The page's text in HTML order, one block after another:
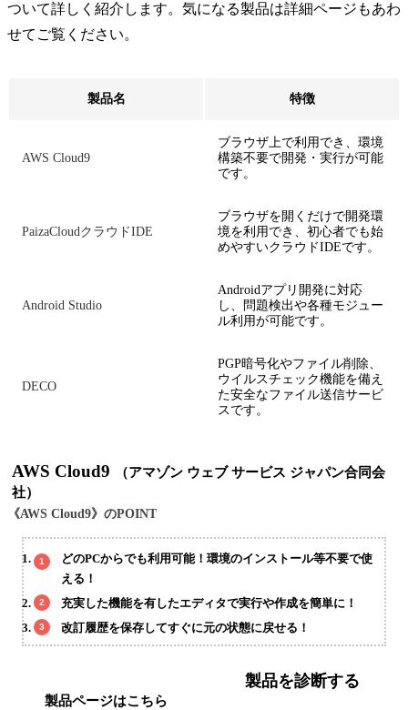
ついて詳しく紹介します。気になる製品は詳細ページもあわ
せてご覧ください。
製品名 特徴
AWS Cloud9
ブラウザ上で利用でき、環境
構築不要で開発・実行が可能
です。
PaizaCloudクラウドIDE
ブラウザを開くだけで開発環
境を利用でき、初心者でも始
めやすいクラウドIDEです。
Android Studio
Androidアプリ開発に対応
し、問題検出や各種モジュー
ル利用が可能です。
DECO
PGP暗号化やファイル削除、
ウイルスチェック機能を備え
た安全なファイル送信サービ
スです。
AWS Cloud9
（アマゾン ウェブ サービス ジャパン合同会
社）
《AWS Cloud9》のPOINT
どのPCからでも利用可能！環境のインストール等不要で使
える！
充実した機能を有したエディタで実行や作成を簡単に！
改訂履歴を保存してすぐに元の状態に戻せる！
製品ページはこちら
製品を診断する